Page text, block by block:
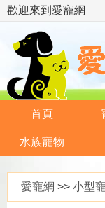
歡迎來到愛寵網
首頁
水族寵物
愛寵網 >> 小型